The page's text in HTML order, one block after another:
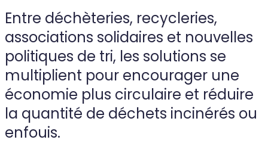
Entre déchèteries, recycleries,
associations solidaires et nouvelles
politiques de tri, les solutions se
multiplient pour encourager une
économie plus circulaire et réduire
la quantité de déchets incinérés ou
enfouis.